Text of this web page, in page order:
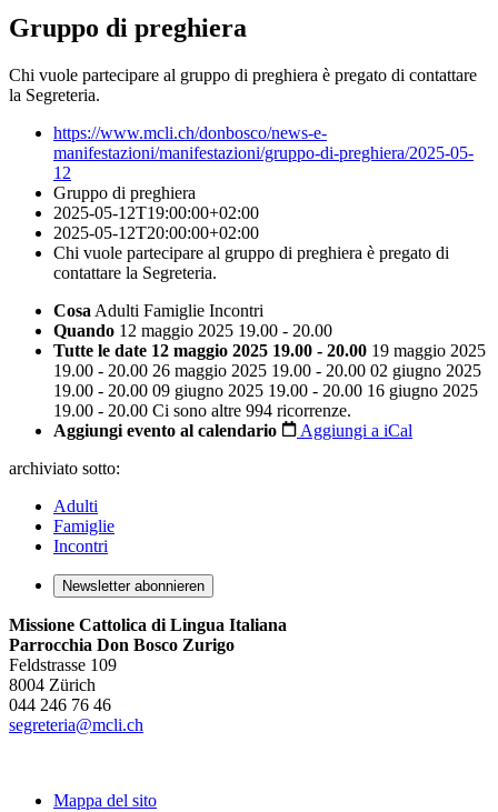
Gruppo di preghiera
Chi vuole partecipare al gruppo di preghiera è pregato di contattare
la Segreteria.
https://www.mcli.ch/donbosco/news-e-
manifestazioni/manifestazioni/gruppo-di-preghiera/2025-05-
12
Gruppo di preghiera
2025-05-12T19:00:00+02:00
2025-05-12T20:00:00+02:00
Chi vuole partecipare al gruppo di preghiera è pregato di
contattare la Segreteria.
Cosa Adulti Famiglie Incontri
Quando 12 maggio 2025 19.00 - 20.00
Tutte le date 12 maggio 2025 19.00 - 20.00 19 maggio 2025
19.00 - 20.00 26 maggio 2025 19.00 - 20.00 02 giugno 2025
19.00 - 20.00 09 giugno 2025 19.00 - 20.00 16 giugno 2025
19.00 - 20.00 Ci sono altre 994 ricorrenze.
Aggiungi evento al calendario
Aggiungi a iCal
archiviato sotto:
Adulti
Famiglie
Incontri
Newsletter abonnieren
Missione Cattolica di Lingua Italiana
Parrocchia Don Bosco Zurigo
Feldstrasse 109
8004 Zürich
044 246 76 46
segreteria@mcli.ch
Mappa del sito